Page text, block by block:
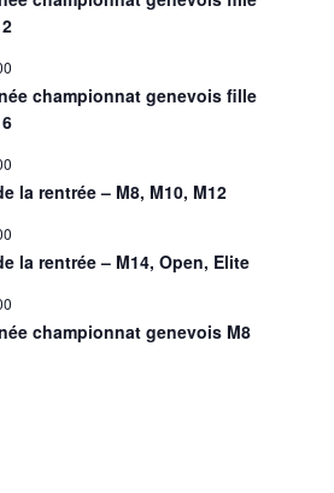
championnat genevois fille
la rentrée – M8, M10, M12
la rentrée – M14, Open, Elite
championnat genevois M8